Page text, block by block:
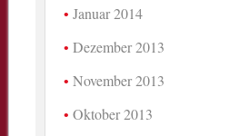
Januar 2014
Dezember 2013
November 2013
Oktober 2013